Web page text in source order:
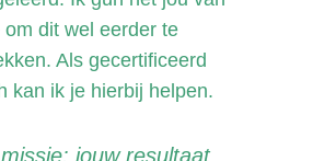
om dit wel eerder te
Als gecertificeerd
kan ik je hierbij helpen.
jouw resultaat